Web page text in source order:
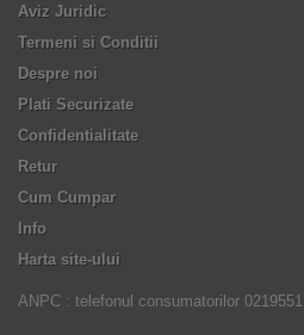
Aviz Juridic
Termeni si Conditii
Despre noi
Plati Securizate
Confidentialitate
Retur
Cum Cumpar
Info
Harta site-ului
ANPC : telefonul consumatorilor 0219551